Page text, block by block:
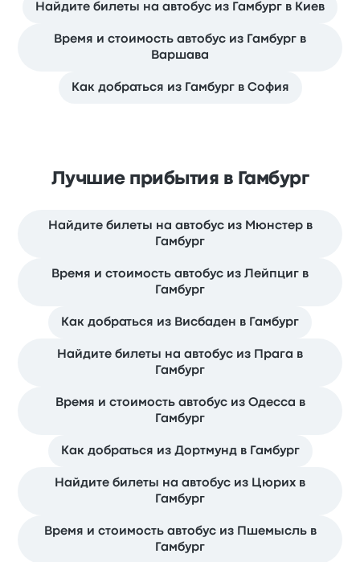
Найдите билеты на автобус из Гамбург в Киев
Время и стоимость автобус из Гамбург в
Варшава
Как добраться из Гамбург в София
Лучшие прибытия в Гамбург
Найдите билеты на автобус из Мюнстер в
Гамбург
Время и стоимость автобус из Лейпциг в
Гамбург
Как добраться из Висбаден в Гамбург
Найдите билеты на автобус из Прага в
Гамбург
Время и стоимость автобус из Одесса в
Гамбург
Как добраться из Дортмунд в Гамбург
Найдите билеты на автобус из Цюрих в
Гамбург
Время и стоимость автобус из Пшемысль в
Гамбург